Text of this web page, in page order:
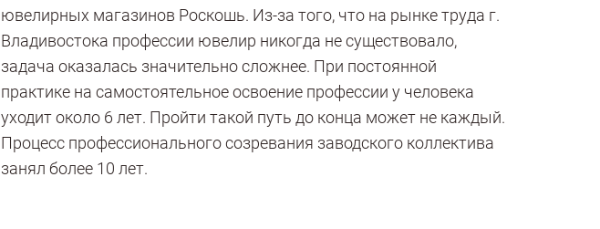
ювелирных магазинов Роскошь. Из-за того, что на рынке труда г.
Владивостока профессии ювелир никогда не существовало,
задача оказалась значительно сложнее. При постоянной
практике на самостоятельное освоение профессии у человека
уходит около 6 лет. Пройти такой путь до конца может не каждый.
Процесс профессионального созревания заводского коллектива
занял более 10 лет.